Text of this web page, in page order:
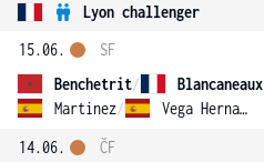
Lyon challenger
15.06.
Benchetrit/
Blancaneaux
Martinez/ Vega Hernandez
SF
14.06.
ČF